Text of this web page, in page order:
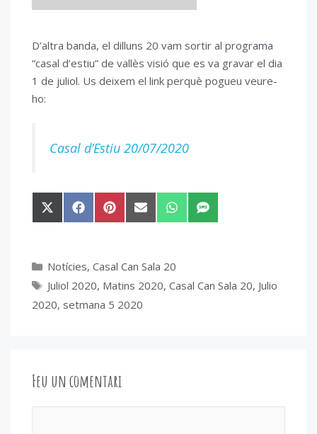
D’altra banda, el dilluns 20 vam sortir al programa
“casal d’estiu” de vallès visió que es va gravar el dia
1 de juliol. Us deixem el link perquè pogueu veure-
ho:
Casal d’Estiu 20/07/2020
Share
on
Share
on
Share
on
Share
on
Share
on
Share
on
Categories
Notícies, Casal Can Sala 20
Etiquetes
Juliol 2020, Matins 2020, Casal Can Sala 20, Julio
2020, setmana 5 2020
Feu un comentari